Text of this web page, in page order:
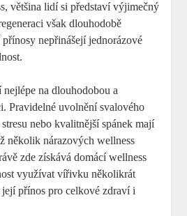
většina lidí si představí výjimečný
však dlouhodobě
nepřinášejí jednorázové
na dlouhodobou a
Pravidelné uvolnění svalového
nebo kvalitnější spánek mají
několik nárazových wellness
zde získává domácí wellness
využívat vířivku několikrát
přínos pro celkové zdraví i